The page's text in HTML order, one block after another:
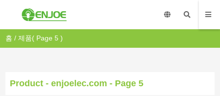
홈 /제품( Page 5 )
Product - enjoelec.com - Page 5